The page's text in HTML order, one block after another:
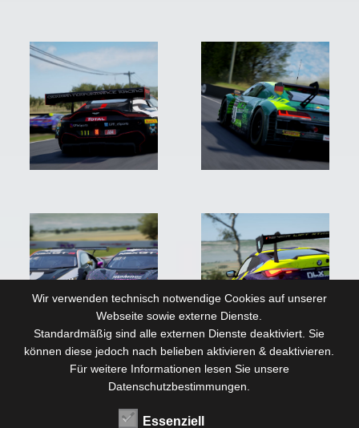
Wir verwenden technisch notwendige Cookies auf unserer
Webseite sowie externe Dienste.
Standardmäßig sind alle externen Dienste deaktiviert. Sie
können diese jedoch nach belieben aktivieren & deaktivieren.
Für weitere Informationen lesen Sie unsere
Datenschutzbestimmungen.
Essenziell